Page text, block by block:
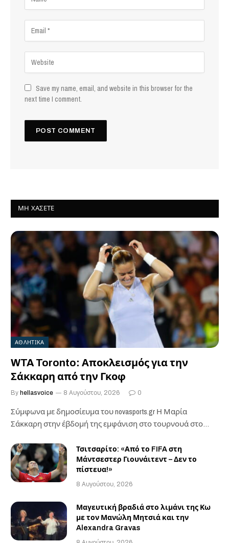
Save my name, email, and website in this browser for the
next time I comment.
ΜΗ ΧΆΣΕΤΕ
ΑΘΛΗΤΙΚΑ
WTA Toronto: Αποκλεισμός για την
Σάκκαρη από την Γκοφ
By hellasvoice 8 Αυγούστου, 2026 0
Σύμφωνα με δημοσίευμα του novasports.gr Η Μαρία
Σάκκαρη στην έβδομή της εμφάνιση στο τουρνουά στο…
Τσιτσαρίτο: «Από το FIFA στη
Μάντσεστερ Γιουνάιτεντ – Δεν το
πίστευα!»
8 Αυγούστου, 2026
Μαγευτική βραδιά στο λιμάνι της Κω
με τον Μανώλη Μητσιά και την
Alexandra Gravas